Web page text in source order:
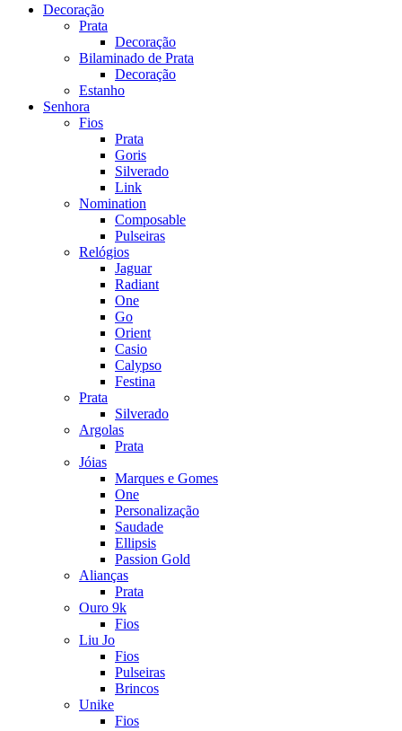
Decoração
Prata
Decoração
Bilaminado de Prata
Decoração
Estanho
Senhora
Fios
Prata
Goris
Silverado
Link
Nomination
Composable
Pulseiras
Relógios
Jaguar
Radiant
One
Go
Orient
Casio
Calypso
Festina
Prata
Silverado
Argolas
Prata
Jóias
Marques e Gomes
One
Personalização
Saudade
Ellipsis
Passion Gold
Alianças
Prata
Ouro 9k
Fios
Liu Jo
Fios
Pulseiras
Brincos
Unike
Fios